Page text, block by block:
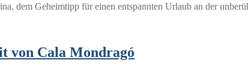
dem Geheimtipp für einen entspannten Urlaub an der
von Cala Mondragó